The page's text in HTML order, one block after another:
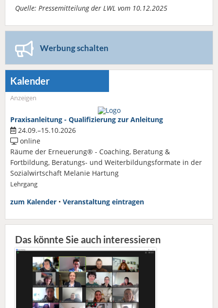
Quelle: Pressemitteilung der LWL vom 10.12.2025
Werbung schalten
Kalender
Anzeigen
Praxisanleitung - Qualifizierung zur Anleitung
24.09.–15.10.2026
online
Räume der Erneuerung® - Coaching, Beratung &
Fortbildung, Beratungs- und Weiterbildungsformate in der
Sozialwirtschaft Melanie Hartung
Lehrgang
zum Kalender • Veranstaltung eintragen
Das könnte Sie auch interessieren